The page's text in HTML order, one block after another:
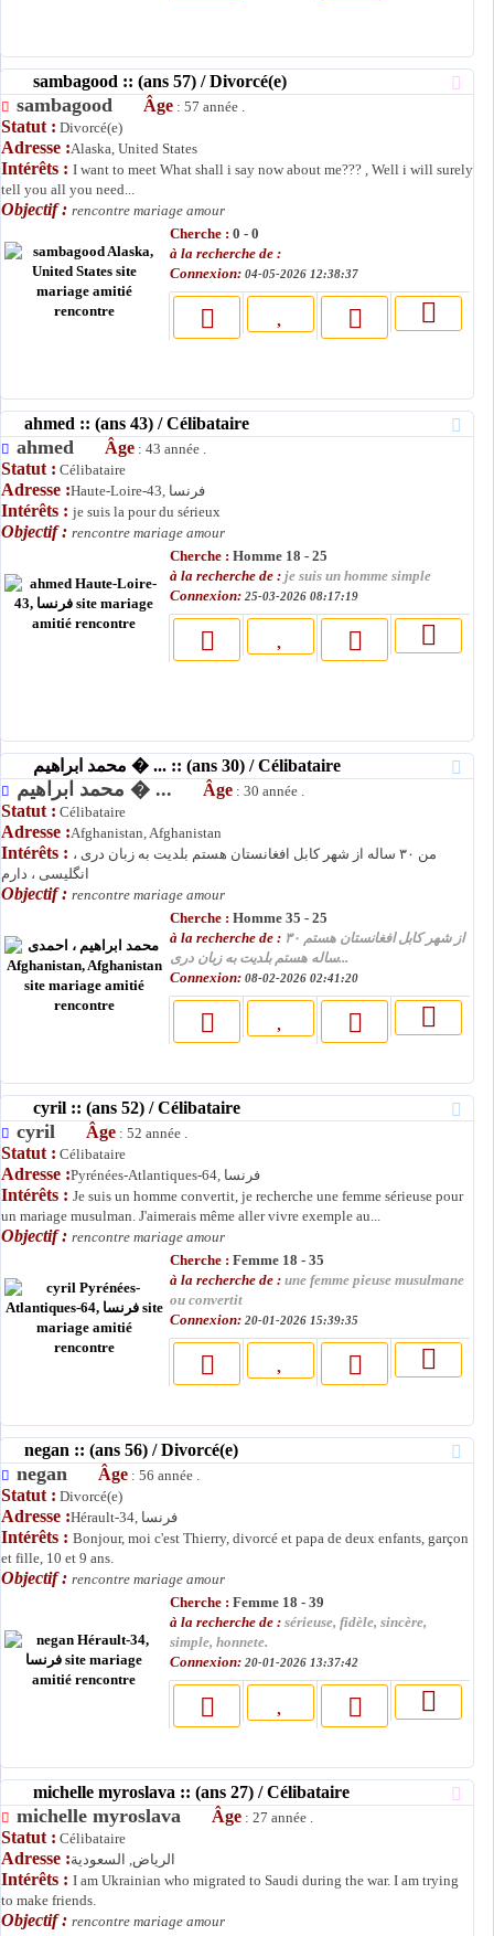
sambagood :: (ans 57) / Divorcé(e)
sambagood Âge : 57 année .
Statut : Divorcé(e)
Adresse :Alaska, United States
Intérêts : I want to meet What shall i say now about me??? , Well i will surely
tell you all you need...
Objectif : rencontre mariage amour
Cherche : 0 - 0
à la recherche de :
Connexion: 04-05-2026 12:38:37
ahmed :: (ans 43) / Célibataire
ahmed Âge : 43 année .
Statut : Célibataire
Adresse : Haute-Loire-43, فرنسا
Intérêts : je suis la pour du sérieux
Objectif : rencontre mariage amour
Cherche : Homme 18 - 25
à la recherche de : je suis un homme simple
Connexion: 25-03-2026 08:17:19
محمد ابراهیم � ... :: (ans 30) / Célibataire
محمد ابراهیم � ... Âge : 30 année .
Statut : Célibataire
Adresse :Afghanistan, Afghanistan
Intérêts : من ۳۰ ساله از شهر کابل افغانستان هستم بلدیت به زبان دری ،
انگلیسی ، دارم
Objectif : rencontre mariage amour
Cherche : Homme 35 - 25
à la recherche de : از شهر کابل افغانستان هستم ۳۰
ساله هستم بلدیت به زبان دری...
Connexion: 08-02-2026 02:41:20
cyril :: (ans 52) / Célibataire
cyril Âge : 52 année .
Statut : Célibataire
Adresse : Pyrénées-Atlantiques-64, فرنسا
Intérêts : Je suis un homme convertit, je recherche une femme sérieuse pour
un mariage musulman. J'aimerais même aller vivre exemple au...
Objectif : rencontre mariage amour
Cherche : Femme 18 - 35
à la recherche de : une femme pieuse musulmane
ou convertit
Connexion: 20-01-2026 15:39:35
negan :: (ans 56) / Divorcé(e)
negan Âge : 56 année .
Statut : Divorcé(e)
Adresse : Hérault-34, فرنسا
Intérêts : Bonjour, moi c'est Thierry, divorcé et papa de deux enfants, garçon
et fille, 10 et 9 ans.
Objectif : rencontre mariage amour
Cherche : Femme 18 - 39
à la recherche de : sérieuse, fidèle, sincère,
simple, honnete.
Connexion: 20-01-2026 13:37:42
michelle myroslava :: (ans 27) / Célibataire
michelle myroslava Âge : 27 année .
Statut : Célibataire
Adresse :الرياض, السعودية
Intérêts : I am Ukrainian who migrated to Saudi during the war. I am trying
to make friends.
Objectif : rencontre mariage amour